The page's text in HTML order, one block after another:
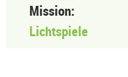
Mission:
Lichtspiele